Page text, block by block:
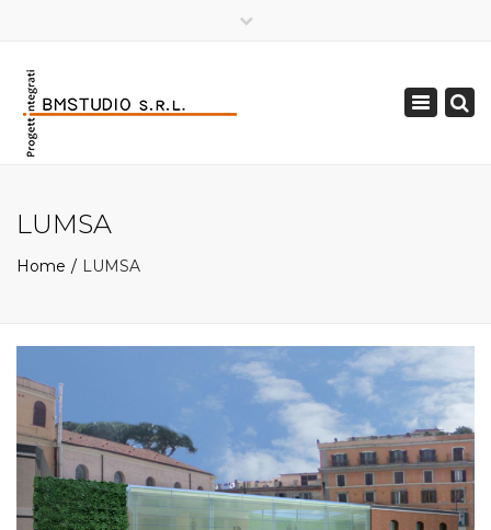
Toggle
LUMSA
Home LUMSA